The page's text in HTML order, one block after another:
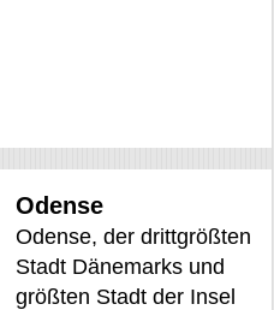
Odense
Odense, der drittgrößten
Stadt Dänemarks und
größten Stadt der Insel